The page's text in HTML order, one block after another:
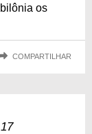
os
COMPARTILHAR